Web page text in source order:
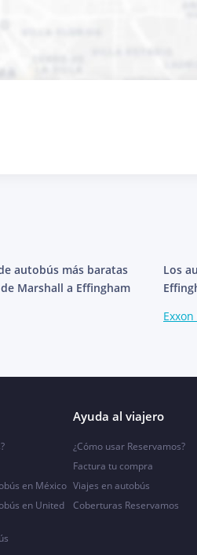
autobús más baratas
Marshall a Effingham
Los
en México
en United
Ayuda al viajero
¿Cómo usar Reservamos?
Factura tu compra
Viajes en autobús
Coberturas Reservamos